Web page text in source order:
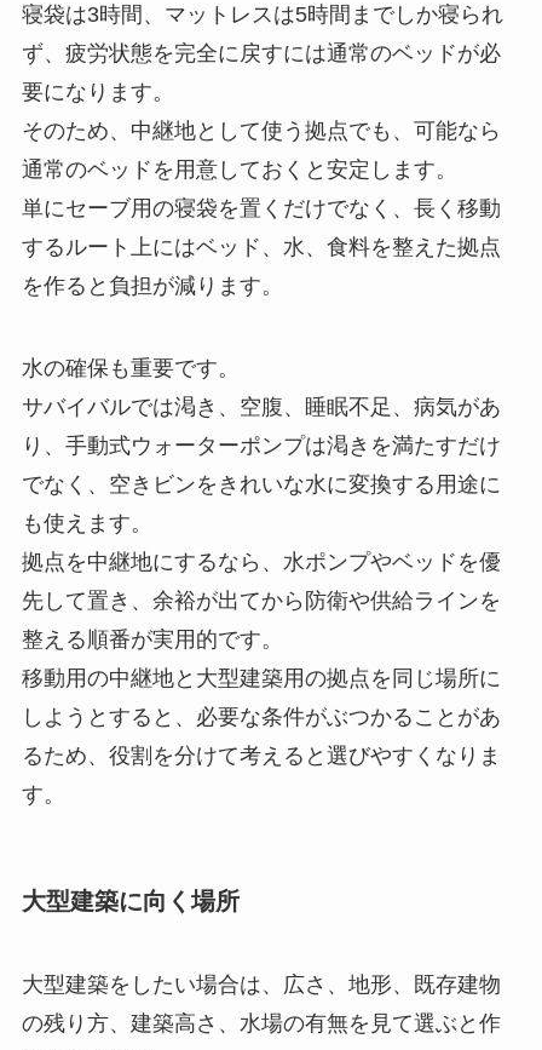
寝袋は3時間、マットレスは5時間までしか寝られ
ず、疲労状態を完全に戻すには通常のベッドが必
要になります。
そのため、中継地として使う拠点でも、可能なら
通常のベッドを用意しておくと安定します。
単にセーブ用の寝袋を置くだけでなく、長く移動
するルート上にはベッド、水、食料を整えた拠点
を作ると負担が減ります。
水の確保も重要です。
サバイバルでは渇き、空腹、睡眠不足、病気があ
り、手動式ウォーターポンプは渇きを満たすだけ
でなく、空きビンをきれいな水に変換する用途に
も使えます。
拠点を中継地にするなら、水ポンプやベッドを優
先して置き、余裕が出てから防衛や供給ラインを
整える順番が実用的です。
移動用の中継地と大型建築用の拠点を同じ場所に
しようとすると、必要な条件がぶつかることがあ
るため、役割を分けて考えると選びやすくなりま
す。
大型建築に向く場所
大型建築をしたい場合は、広さ、地形、既存建物
の残り方、建築高さ、水場の有無を見て選ぶと作